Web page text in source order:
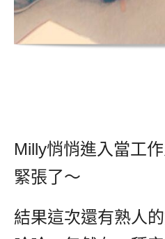
Milly悄悄進入當工
緊張了～
結果這次還有熟人